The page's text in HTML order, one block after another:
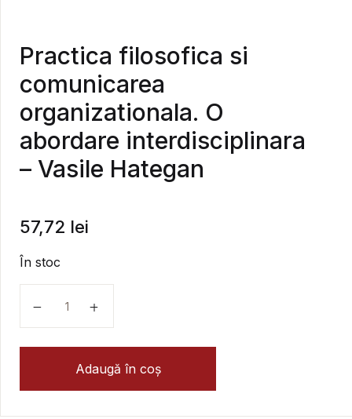
Practica filosofica si
comunicarea
organizationala. O
abordare interdisciplinara
– Vasile Hategan
57,72 lei
În stoc
Adaugă în coș